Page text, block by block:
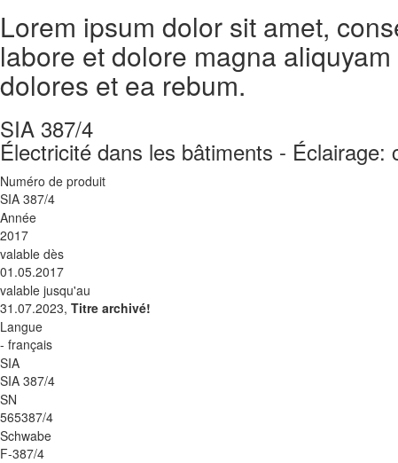
Lorem ipsum dolor sit amet,
labore et dolore magna
dolores et ea rebum.
SIA 387/4
Électricité dans les bâtiments - Éclairage:
Numéro de produit
SIA 387/4
Année
2017
valable dès
01.05.2017
valable jusqu'au
31.07.2023, Titre archivé!
Langue
- français
SIA
SIA 387/4
SN
565387/4
Schwabe
F-387/4